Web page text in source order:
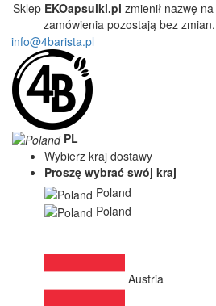
Sklep EKOapsulki.pl zmienił nazwę na
zamówienia pozostają bez zmian.
info@4barista.pl
PL
Wybierz kraj dostawy
Proszę wybrać swój kraj
Poland
Poland
Austria